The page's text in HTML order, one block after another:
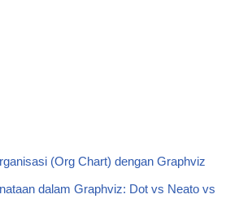
(Org Chart) dengan Graphviz
dalam Graphviz: Dot vs Neato vs